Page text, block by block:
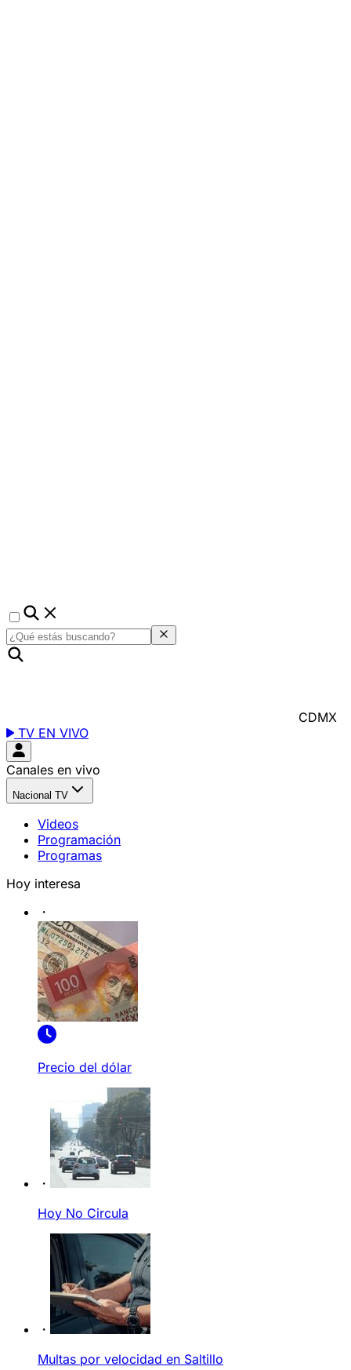
CDMX
TV EN VIVO
Canales en vivo
Nacional TV
Videos
Programación
Programas
Hoy interesa
Precio del dólar
Hoy No Circula
Multas por velocidad en Saltillo